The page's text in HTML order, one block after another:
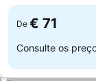
De € 71
Consulte os